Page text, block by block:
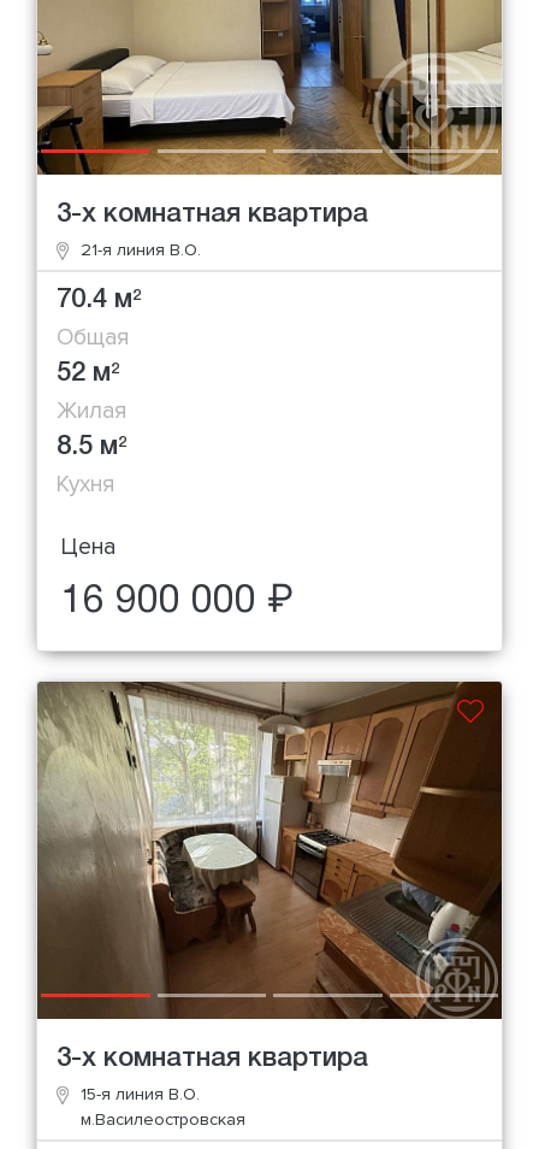
3-х комнатная квартира
21-я линия В.О.
70.4 м2
Общая
52 м2
Жилая
8.5 м2
Кухня
Цена
16 900 000 ₽
3-х комнатная квартира
15-я линия В.О.
м.Василеостровская